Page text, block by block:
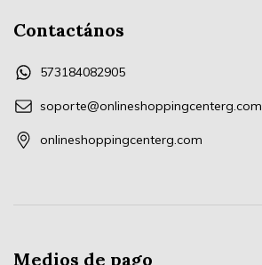
Contactános
573184082905
soporte@onlineshoppingcenterg.com
onlineshoppingcenterg.com
Medios de pago